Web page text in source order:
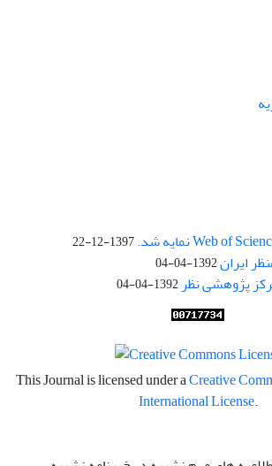
1397-12-22
ایران1392-04-04
پژوهشی نظر 1392-04-04
This Journal is licensed under aCreative
International License.